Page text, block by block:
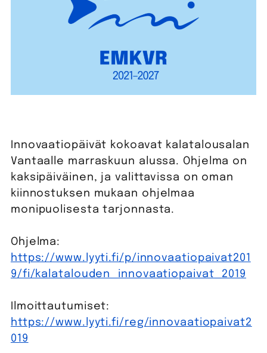
Innovaatiopäivät kokoavat kalatalousalan
Vantaalle marraskuun alussa. Ohjelma on
kaksipäiväinen, ja valittavissa on oman
kiinnostuksen mukaan ohjelmaa
monipuolisesta tarjonnasta.
Ohjelma:
https://www.lyyti.fi/p/innovaatiopaivat201
9/fi/kalatalouden_innovaatiopaivat_2019
Ilmoittautumiset:
https://www.lyyti.fi/reg/innovaatiopaivat2
019